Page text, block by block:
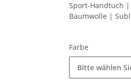
Sport-Handtuch |
Baumwolle |
Farbe
Bitte wählen